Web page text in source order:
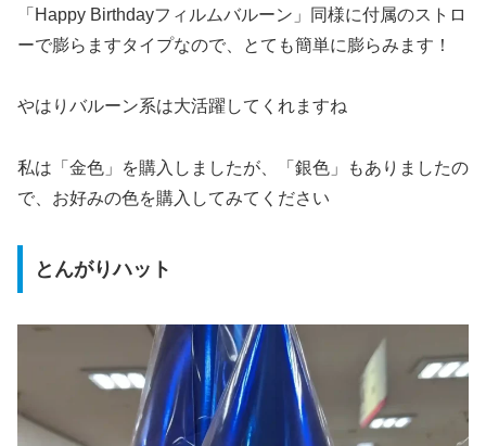
「Happy Birthdayフィルムバルーン」同様に付属のストロ
ーで膨らますタイプなので、とても簡単に膨らみます！
やはりバルーン系は大活躍してくれますね
私は「金色」を購入しましたが、「銀色」もありましたの
で、お好みの色を購入してみてください
とんがりハット